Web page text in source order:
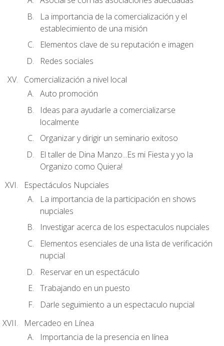
La importancia de la comercialización y el
establecimiento de una misión
Elementos clave de su reputación e imagen
Redes sociales
Comercialización a nivel local
Auto promoción
Ideas para ayudarle a comercializarse
localmente
Organizar y dirigir un seminario exitoso
El taller de Dina Manzo...Es mi Fiesta y yo la
Organizo como Quiera!
Espectáculos Nupciales
La importancia de la participación en shows
nupciales
Investigar acerca de los espectaculos nupciales
Elementos esenciales de una lista de verificación
nupcial
Reservar en un espectáculo
Trabajando en un puesto
Darle seguimiento a un espectaculo nupcial
Mercadeo en Línea
Importancia de la presencia en línea